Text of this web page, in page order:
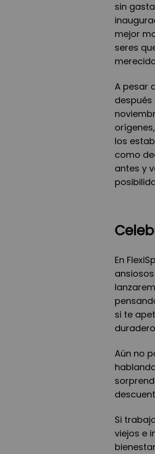
sin
mejor
seres
A pesar
después
los
como
antes y
En
si te
Aún no
Si
viejos e